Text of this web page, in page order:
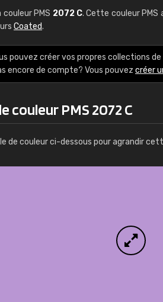
PMS 2072 C. Cette couleur
Coated.
pouvez créer vos propres collections
encore de compte? Vous pouvez créer
couleur PMS 2072 C
de couleur ci-dessous pour agrandir